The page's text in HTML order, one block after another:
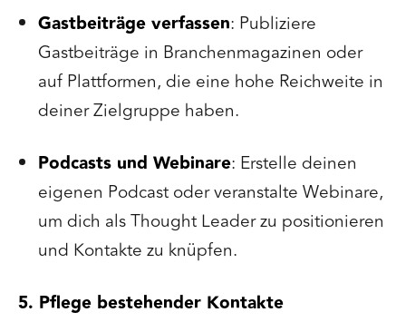
Gastbeiträge verfassen: Publiziere
Gastbeiträge in Branchenmagazinen oder
auf Plattformen, die eine hohe Reichweite in
deiner Zielgruppe haben.
Podcasts und Webinare: Erstelle deinen
eigenen Podcast oder veranstalte Webinare,
um dich als Thought Leader zu positionieren
und Kontakte zu knüpfen.
5. Pflege bestehender Kontakte